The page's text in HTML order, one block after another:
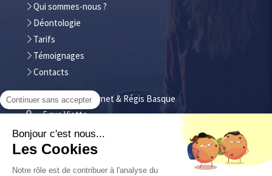
Qui sommes-nous ?
Déontologie
Tarifs
Témoignages
Contacts
Nathalie Sejournet & Régis Basque
5 rue Viette
25700
Nathalie Sejournet: 06 98 32 80 02
Régis Basque : 06 32 61 71 19
Continuer sans accepter
Bonjour c'est nous...
Les Cookies
Notre rôle est de contribuer à l'analyse du